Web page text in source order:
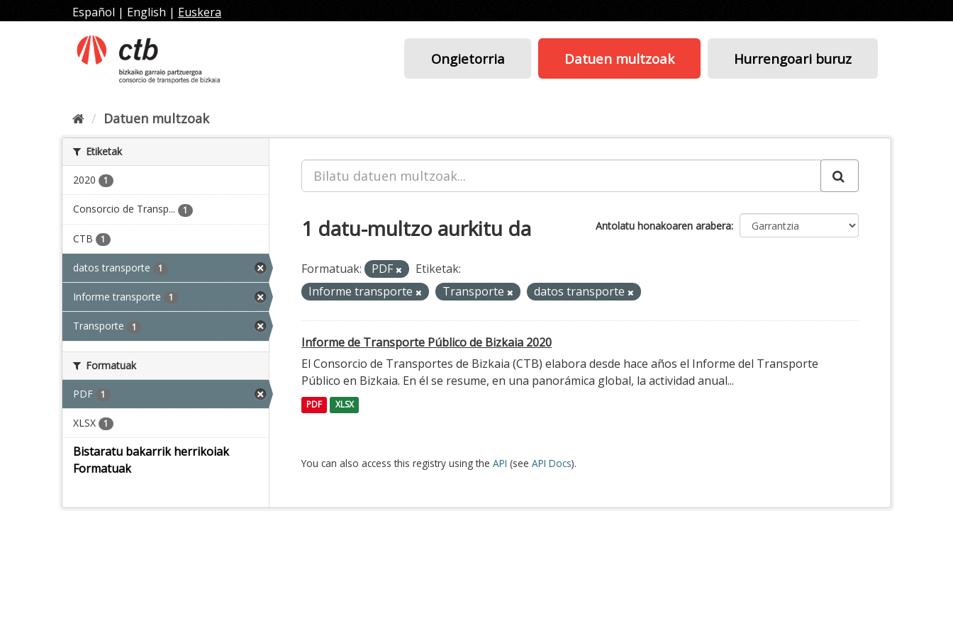
edukira
Español | English | Euskera
Ongietorria Datuen multzoak Hurrengoari buruz
Datuen multzoak
Etiketak
2020 1
Consorcio de Transp... 1
CTB 1
datos transporte 1
Informe transporte 1
Transporte 1
Formatuak
PDF 1
XLSX 1
Bistaratu bakarrik herrikoiak
Formatuak
Antolatu honakoaren arabera
1 datu-multzo aurkitu da
Formatuak: PDF
Etiketak:
Informe transporte
Transporte datos transporte
Informe de Transporte Público de Bizkaia 2020
El Consorcio de Transportes de Bizkaia (CTB) elabora desde hace años el Informe del Transporte
Público en Bizkaia. En él se resume, en una panorámica global, la actividad anual...
PDF XLSX
You can also access this registry using the API (see API Docs).